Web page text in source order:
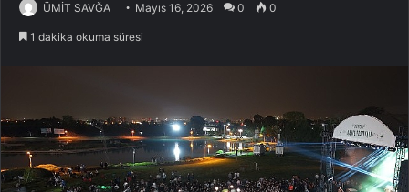
ÜMİT SAVĞA Mayıs 16, 2026 0 0
1 dakika okuma süresi